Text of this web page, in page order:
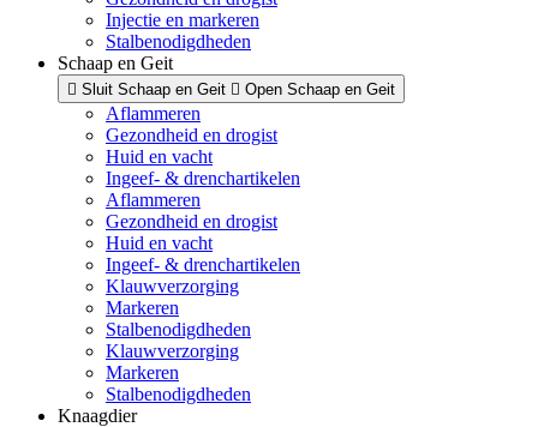
Injectie en markeren
Stalbenodigdheden
Schaap en Geit
Sluit Schaap en Geit Open Schaap en Geit
Aflammeren
Gezondheid en drogist
Huid en vacht
Ingeef- & drenchartikelen
Aflammeren
Gezondheid en drogist
Huid en vacht
Ingeef- & drenchartikelen
Klauwverzorging
Markeren
Stalbenodigdheden
Klauwverzorging
Markeren
Stalbenodigdheden
Knaagdier